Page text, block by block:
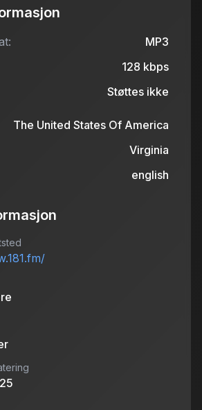
MP3
128 kbps
Støttes ikke
The United States Of America
Virginia
english